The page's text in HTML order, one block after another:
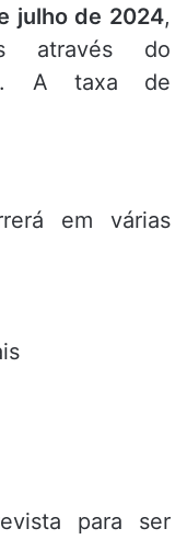
julho de 2024,
através do
. A taxa de
em várias
para ser